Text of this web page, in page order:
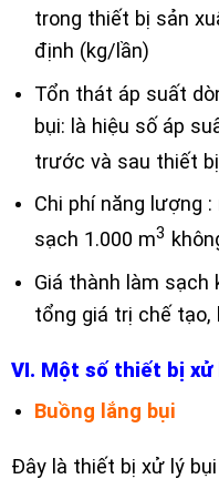
trong thiết bị sản
định (kg/lần)
Tổn thát áp suất
bụi: là hiệu số áp
trước và sau thiết
Chi phí năng lượng
sạch 1.000 m3
Giá thành làm sạch
tổng giá trị chế tạo,
VI. Một số thiết bị xử
Buồng lắng bụi
Đây là thiết bị xử lý